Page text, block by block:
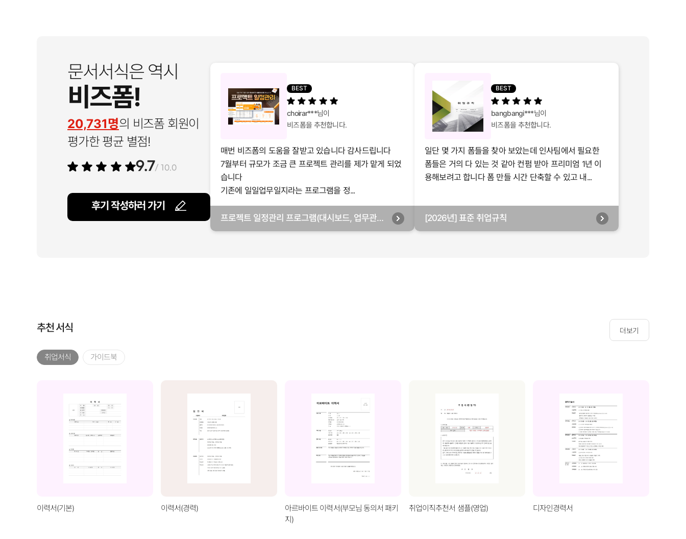
문서서식은 역시
비즈폼!
20,731명의 비즈폼 회원이
평가한 평균 별점!
9.7/ 10.0
후기 작성하러 가기
BEST
choirar***님이
비즈폼을 추천합니다.
매번 비즈폼의 도움을 잘받고 있습니다 감사드립니다
7월부터 규모가 조금 큰 프로젝트 관리를 제가 맡게 되었
습니다
기존에 일일업무일지라는 프로그램을 정...
프로젝트 일정관리 프로그램(대시보드, 업무관리,
BEST
bangbangi***님이
비즈폼을 추천합니다.
일단 몇 가지 폼들을 찾아 보았는데 인사팀에서 필요한
폼들은 거의 다 있는 것 같아 컨펌 받아 프리미엄 1년 이
용해보려고 합니다 폼 만들 시간 단축할 수 있고 내...
[2026년] 표준 취업규칙
추천 서식 더보기
취업서식 가이드북
이력서(기본) 이력서(경력)
아르바이트 이력서(부모님 동의서 패키
지)
취업이직추천서 샘플(영업) 디자인경력서